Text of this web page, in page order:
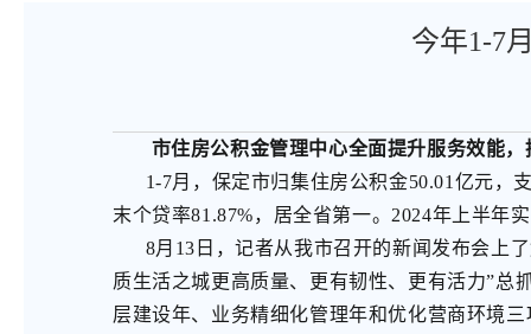
今年1-7
市住房公积金管理中心全面提升服务效能
1-7月，保定市归集住房公积金50.01亿元，支
末个贷率81.87%，居全省第一。2024年上半年
8月13日，记者从我市召开的新闻发布会上了
质生活之城更高质量、更有韧性、更有活力”总
层建设年、业务精细化管理年和优化营商环境